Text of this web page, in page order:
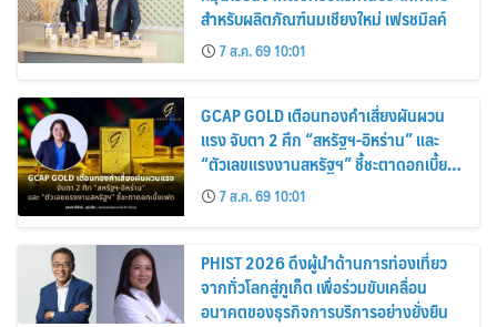
สำหรับผลิตภัณฑ์นมเชียงใหม่ เฟรชมิลค์
7 ส.ค. 69 10:01
GCAP GOLD เตือนทองคำเสี่ยงผันผวน
แรง จับตา 2 ศึก “สหรัฐฯ-อิหร่าน” และ
“ตัวเลขแรงงานสหรัฐฯ” ชี้ชะตาดอกเบี้ย
เฟด7 ส.ค. 69 10:01
PHIST 2026 ดึงผู้นำด้านการท่องเที่ยว
จากทั่วโลกสู่ภูเก็ต เพื่อร่วมขับเคลื่อน
อนาคตของธุรกิจการบริการอย่างยั่งยืน